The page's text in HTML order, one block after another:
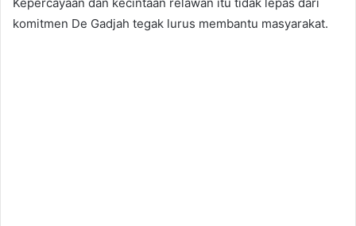
Kepercayaan dan kecintaan relawan itu tidak lepas dari
komitmen De Gadjah tegak lurus membantu masyarakat.